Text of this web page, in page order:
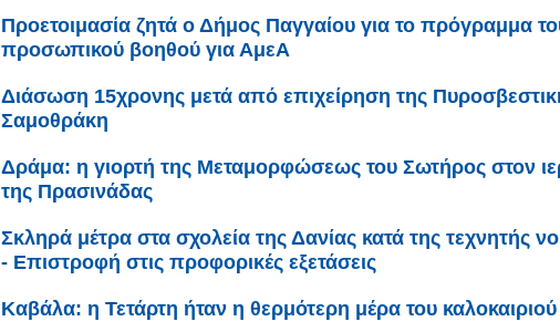
Προετοιμασία ζητά ο Δήμος Παγγαίου για το πρόγραμμα
προσωπικού βοηθού για ΑμεΑ
Διάσωση 15χρονης μετά από επιχείρηση της
Σαμοθράκη
Δράμα: η γιορτή της Μεταμορφώσεως του Σωτήρος στον
της Πρασινάδας
Σκληρά μέτρα στα σχολεία της Δανίας κατά της τεχνητής
- Επιστροφή στις προφορικές εξετάσεις
Καβάλα: η Τετάρτη ήταν η θερμότερη μέρα του καλοκαιριού